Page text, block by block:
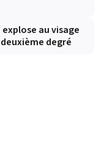
au visage
degré